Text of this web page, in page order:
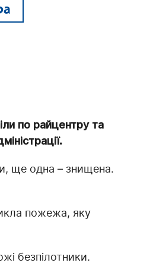
по райцентру та
ще одна – знищена.
пожежа, яку
безпілотники.